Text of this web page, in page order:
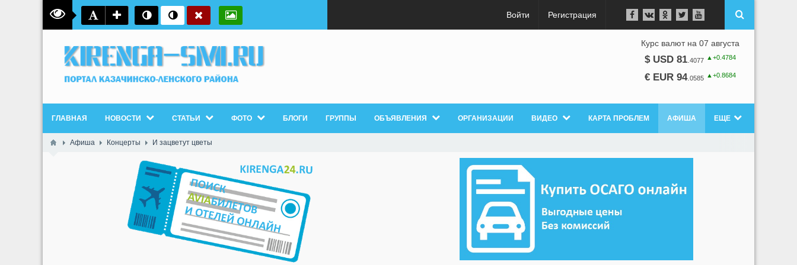
Войти Регистрация
Курс валют на 07 августа
$ USD 81 4077 ▲+0.4784
€ EUR 94. 0585 ▲+0.8684
ГЛАВНАЯ НОВОСТИ СТАТЬИ ФОТО БЛОГИ ГРУППЫ ОБЪЯВЛЕНИЯ ОРГАНИЗАЦИИ ВИДЕО КАРТА ПРОБЛЕМ АФИША ЕЩЕ
Афиша Концерты И зацветут цветы